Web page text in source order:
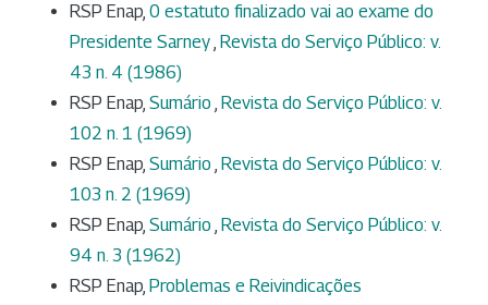
RSP Enap, 0 estatuto finalizado vai ao exame do
Presidente Sarney, Revista do Serviço Público: v.
43 n. 4 (1986)
RSP Enap, Sumário , Revista do Serviço Público: v.
102 n. 1 (1969)
RSP Enap, Sumário , Revista do Serviço Público: v.
103 n. 2 (1969)
RSP Enap, Sumário , Revista do Serviço Público: v.
94 n. 3 (1962)
RSP Enap, Problemas e Reivindicações